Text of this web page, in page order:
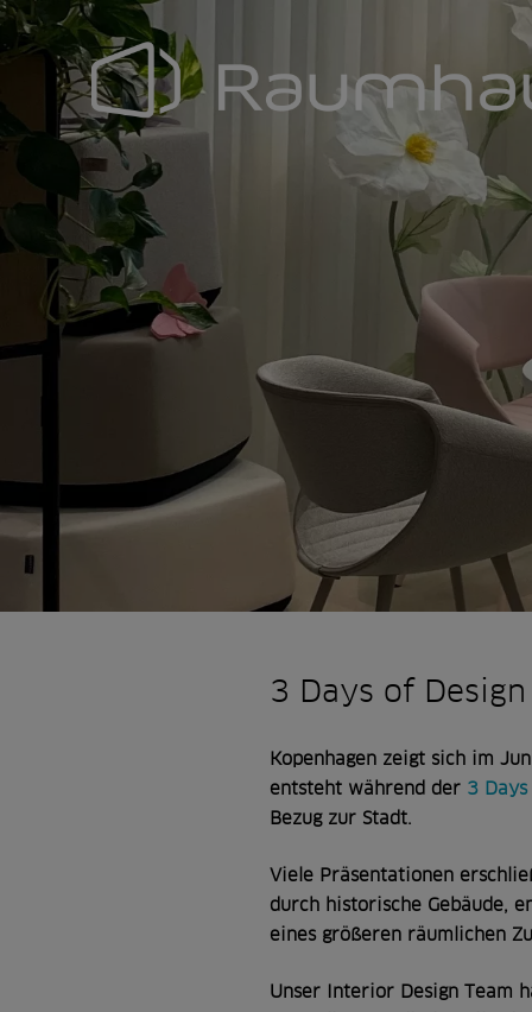
Navigation
überspringen
3 Days of
Kopenhagen zeigt sich im
entsteht während der 3 Days
Bezug zur Stadt.
Viele Präsentationen
durch historische Gebäude,
eines größeren räumlichen
Unser Interior Design Team